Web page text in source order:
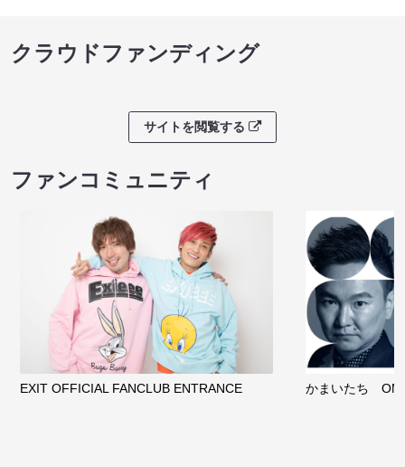
クラウドファンディング
サイトを閲覧する
ファンコミュニティ
EXIT OFFICIAL FANCLUB ENTRANCE かまいたち